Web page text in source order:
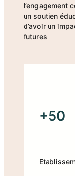
l’engagement
un soutien
d’avoir un
futures
+50